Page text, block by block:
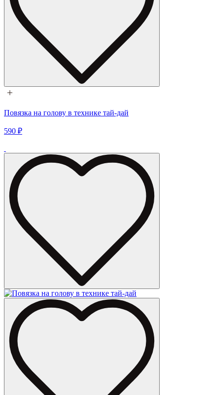
Повязка на голову в технике тай-дай
590 ₽